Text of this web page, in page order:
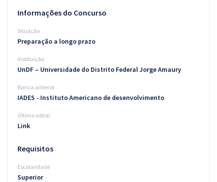
Conteúdo gratuito
Blog
Informações do Concurso
Situação
Preparação a longo prazo
Instituição
UnDF – Universidade do Distrito Federal Jorge Amaury
Banca anterior
IADES - Instituto Americano de desenvolvimento
Último edital
Link
Requisitos
Escolaridade
Superior